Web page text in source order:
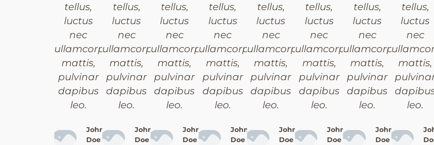
tellus,
luctus
nec
ullamcorper
mattis,
pulvinar
dapibus
leo.
John
Doe
tellus,
luctus
nec
ullamcorper
mattis,
pulvinar
dapibus
leo.
John
Doe
tellus,
luctus
nec
ullamcorper
mattis,
pulvinar
dapibus
leo.
John
Doe
tellus,
luctus
nec
ullamcorper
mattis,
pulvinar
dapibus
leo.
John
Doe
tellus,
luctus
nec
ullamcorper
mattis,
pulvinar
dapibus
leo.
John
Doe
tellus,
luctus
nec
ullamcorper
mattis,
pulvinar
dapibus
leo.
John
Doe
tellus,
luctus
nec
ullamcorper
mattis,
pulvinar
dapibus
leo.
John
Doe
tellus,
luctus
nec
mattis,
leo.